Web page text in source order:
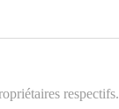
respectifs.